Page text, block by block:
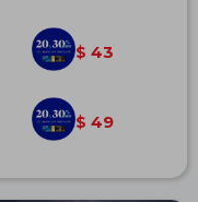
$ 43
$ 49